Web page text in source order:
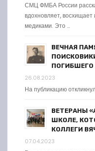
СМЦ ФМБА России
вдохновляет,
медиками. Это …
ВЕЧНАЯ
ПОГИБШЕГО
26.08.2023
На публикацию
ВЕТЕРАНЫ
ШКОЛЕ,
КОЛЛЕГИ
07.04.2023